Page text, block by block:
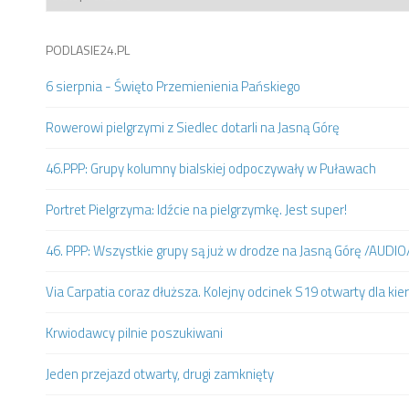
PODLASIE24.PL
6 sierpnia - Święto Przemienienia Pańskiego
Rowerowi pielgrzymi z Siedlec dotarli na Jasną Górę
46.PPP: Grupy kolumny bialskiej odpoczywały w Puławach
Portret Pielgrzyma: Idźcie na pielgrzymkę. Jest super!
46. PPP: Wszystkie grupy są już w drodze na Jasną Górę /
Via Carpatia coraz dłuższa. Kolejny odcinek S19 otwarty dla
Krwiodawcy pilnie poszukiwani
Jeden przejazd otwarty, drugi zamknięty